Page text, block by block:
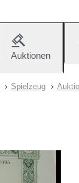
Auktionen
Spielzeug